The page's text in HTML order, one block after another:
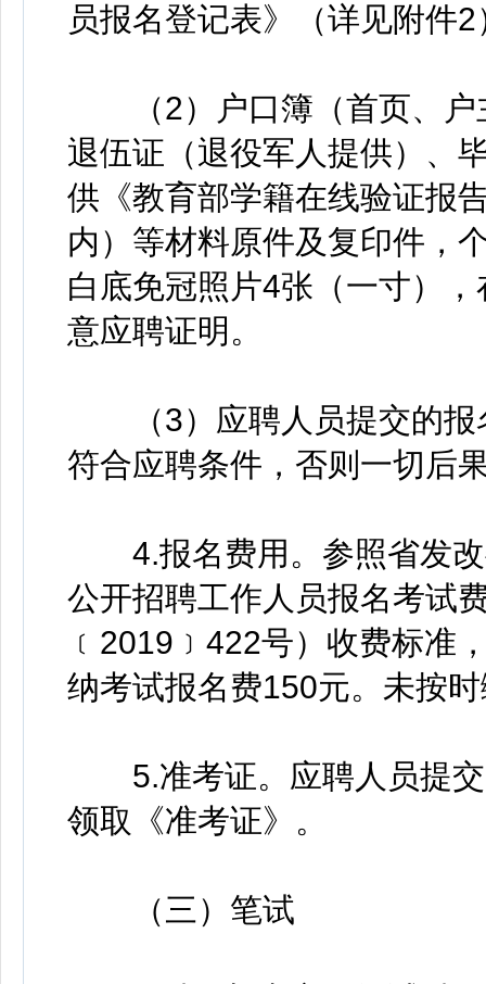
员报名登记表》（详见附件2
（2）户口簿（首页、户
退伍证（退役军人提供）、
供《教育部学籍在线验证报
内）等材料原件及复印件，
白底免冠照片4张（一寸）
意应聘证明。
（3）应聘人员提交的报
符合应聘条件，否则一切后
4.报名费用。参照省发改
公开招聘工作人员报名考试
﹝2019﹞422号）收费标准
纳考试报名费150元。未按
5.准考证。应聘人员提交
领取《准考证》。
（三）笔试